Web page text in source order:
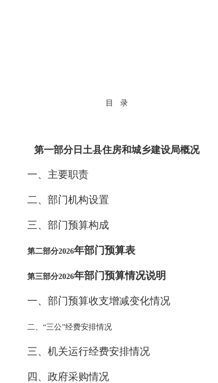
目 录
第一部分日土县住房和城乡建设局概况
一、主要职责
二、部门机构设置
三、部门预算构成
第二部分2026年部门预算表
第三部分2026年部门预算情况说明
一、部门预算收支增减变化情况
二、“三公”经费安排情况
三、机关运行经费安排情况
四、政府采购情况